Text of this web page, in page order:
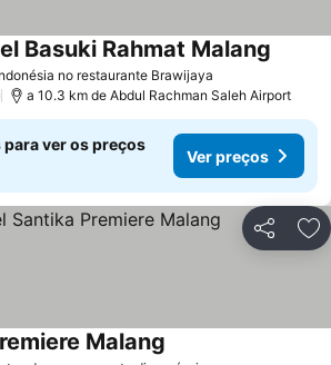
no restaurante Brawijaya
Basuki Rahmat Malang
a 10.3 km de Abdul Rachman Saleh Airport
para ver os preços
Ver preços
Partilhar
Malang